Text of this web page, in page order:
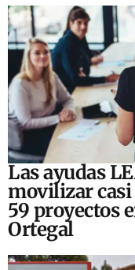
Las ayudas
movilizar casi
59 proyectos
Ortegal